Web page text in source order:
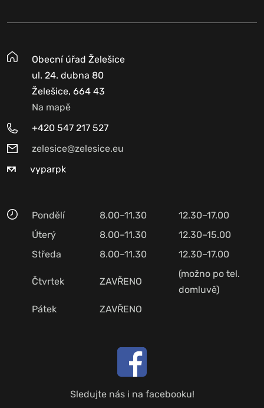
Obecní úřad Želešice
ul. 24. dubna 80
Želešice, 664 43
Na mapě
+420 547 217 527
zelesice@zelesice.eu
vyparpk
Pondělí 8.00–11.30
12.30–17.00
Úterý
8.00–11.30
12.30–15.00
Středa
8.00–11.30 12.30–17.00
Čtvrtek ZAVŘENO
(možno po tel.
domluvě)
Pátek
ZAVŘENO
Sledujte nás i na facebooku!